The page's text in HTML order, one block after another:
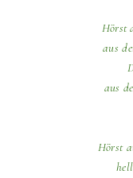
Hörst
aus
aus
Hörst